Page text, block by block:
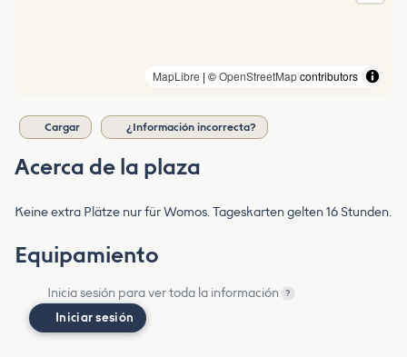
MapLibre | ©OpenStreetMapcontributors
Cargar ¿Información incorrecta?
Acerca de la plaza
Keine extra Plätze nur für Womos. Tageskarten gelten 16 Stunden.
Equipamiento
Inicia sesión para ver toda la información ?
Iniciar sesión